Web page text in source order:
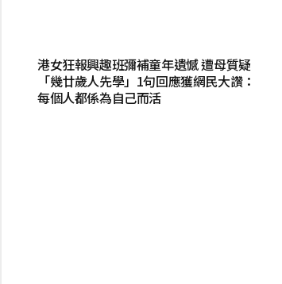
港女狂報興趣班彌補童年遺憾 遭母質疑
「幾廿歲人先學」1句回應獲網民大讚：
每個人都係為自己而活